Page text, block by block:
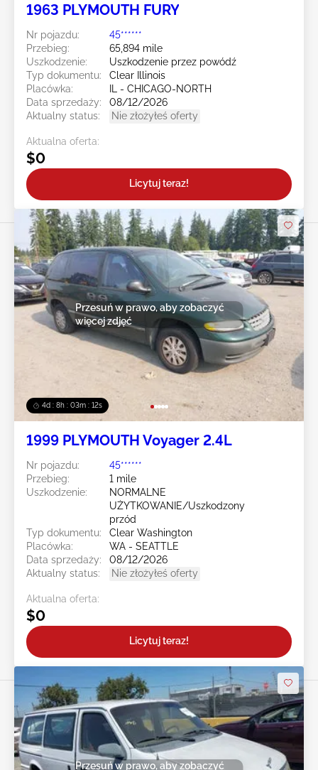
1963 PLYMOUTH FURY
Nr pojazdu:
45******
Przebieg:
65,894 mile
Uszkodzenie:
Uszkodzenie przez powódź
Typ dokumentu:
Clear Illinois
Placówka:
IL - CHICAGO-NORTH
Data sprzedaży:
08/12/2026
Aktualny status:
Nie złożyłeś oferty
Aktualna oferta:
$0
Licytuj teraz!
4d : 8h : 03m : 10s
Przesuń w prawo, aby zobaczyć
więcej zdjęć
1999 PLYMOUTH Voyager 2.4L
Nr pojazdu:
45******
Przebieg:
1 mile
Uszkodzenie:
NORMALNE
UŻYTKOWANIE/Uszkodzony
przód
Typ dokumentu:
Clear Washington
Placówka:
WA - SEATTLE
Data sprzedaży:
08/12/2026
Aktualny status:
Nie złożyłeś oferty
Aktualna oferta:
$0
Licytuj teraz!
Przesuń w prawo, aby zobaczyć